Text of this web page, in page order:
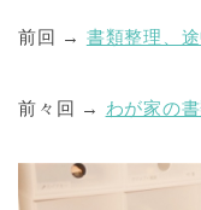
前回 → 書類整理、
前々回 → わが家の